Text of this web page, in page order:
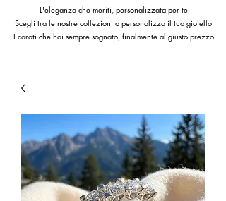
L'eleganza che meriti, personalizzata per te
Scegli tra le nostre collezioni o personalizza il tuo gioiello
I carati che hai sempre sognato, finalmente al giusto prezzo